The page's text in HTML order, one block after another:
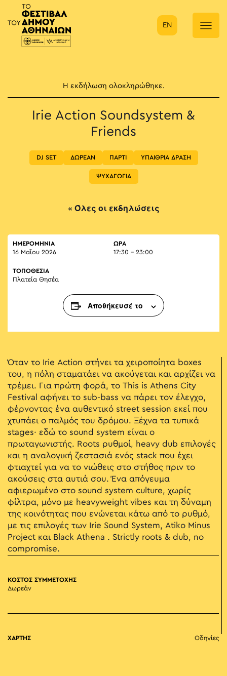
Κύρια πλοήγηση
EN
Η εκδήλωση ολοκληρώθηκε.
Irie Action Soundsystem &
Friends
DJ SET ΔΩΡΕΑΝ ΠΑΡΤΙ ΥΠΑΙΘΡΙΑ ΔΡΑΣΗ
ΨΥΧΑΓΩΓΙΑ
« Όλες οι εκδηλώσεις
ΗΜΕΡΟΜΗΝΙΑ
16 Μαΐου 2026
ΏΡΑ
17:30 - 23:00
ΤΟΠΟΘΕΣΙΑ
Πλατεία Θησέα
Αποθήκευσέ το
Όταν το Irie Action στήνει τα χειροποίητα boxes
του, η πόλη σταματάει να ακούγεται και αρχίζει να
τρέμει. Για πρώτη φορά, το This is Athens City
Festival αφήνει το sub-bass να πάρει τον έλεγχο,
φέρνοντας ένα αυθεντικό street session εκεί που
χτυπάει ο παλμός του δρόμου. Ξέχνα τα τυπικά
stages· εδώ το sound system είναι ο
πρωταγωνιστής. Roots ρυθμοί, heavy dub επιλογές
και η αναλογική ζεστασιά ενός stack που έχει
φτιαχτεί για να το νιώθεις στο στήθος πριν το
ακούσεις στα αυτιά σου. Ένα απόγευμα
αφιερωμένο στο sound system culture, χωρίς
φίλτρα, μόνο με heavyweight vibes και τη δύναμη
της κοινότητας που ενώνεται κάτω από το ρυθμό,
με τις επιλογές των Irie Sound System, Atiko Minus
Project και Black Athena . Strictly roots & dub, no
compromise.
ΚΟΣΤΟΣ ΣΥΜΜΕΤΟΧΗΣ
Δωρεάν
ΧΑΡΤΗΣ Οδηγίες